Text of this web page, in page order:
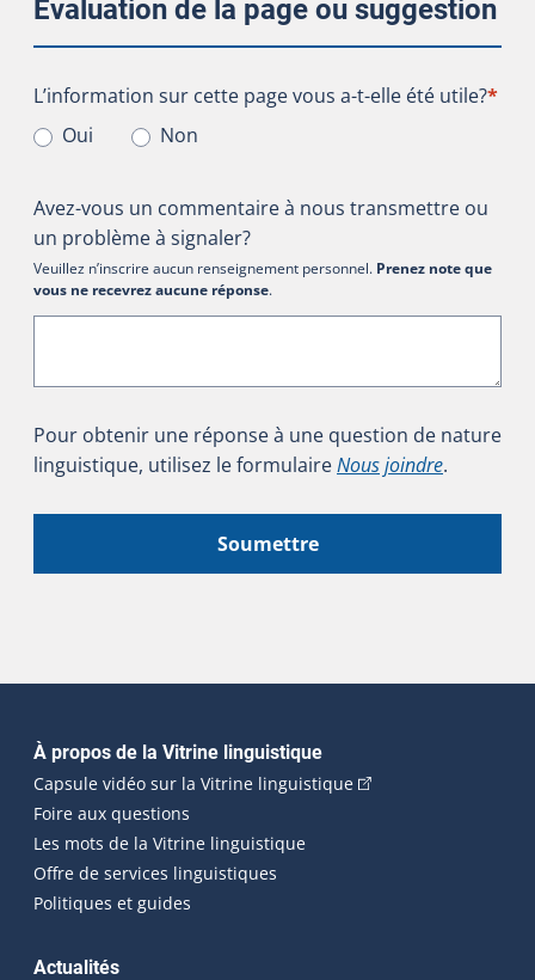
Évaluation de la page ou suggestion
L’information sur cette page vous a-t-elle été utile?
L’information sur cette page vous a-t-elle été utile?*
Oui
Non
Avez-vous un commentaire à nous transmettre ou
un problème à signaler?
Veuillez n’inscrire aucun renseignement personnel. Prenez note que
vous ne recevrez aucune réponse.
Pour obtenir une réponse à une question de nature
linguistique, utilisez le formulaireNous joindre.
Soumettre
Navigation principale
À propos de la Vitrine linguistique
Capsule vidéo sur la Vitrine linguistique(Cet hyperlien
Foire aux questions
Les mots de la Vitrine linguistique
Offre de services linguistiques
Politiques et guides
Actualités